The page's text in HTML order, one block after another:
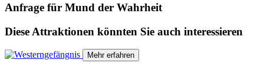
Anfrage für Mund der Wahrheit
Diese Attraktionen könnten Sie auch interessieren
Mehr erfahren